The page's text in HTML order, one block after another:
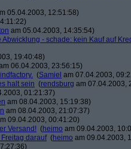
05.04.2003, 12:51:58)
am 05.04.2003, 14:35:54)
- schade: kein Kauf auf
19:40:48)
06.04.2003, 23:56:15)
(Samiel am 07.04.2003,
halt sein (rendsburg am 07.04.2003,
01:21:37)
am 08.04.2003, 15:19:38)
am 08.04.2003, 21:07:37)
09.04.2003, 00:41:20)
Versand! (heimo am 09.04.2003,
darauf(heimo am 09.04.2003,